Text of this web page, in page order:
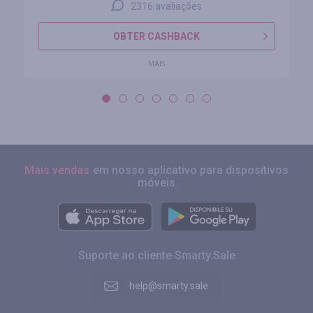
2316 avaliações
OBTER CASHBACK
MAIS
Mais vendas em nosso aplicativo para dispositivos
móveis
Suporte ao cliente Smarty.Sale
help@smarty.sale